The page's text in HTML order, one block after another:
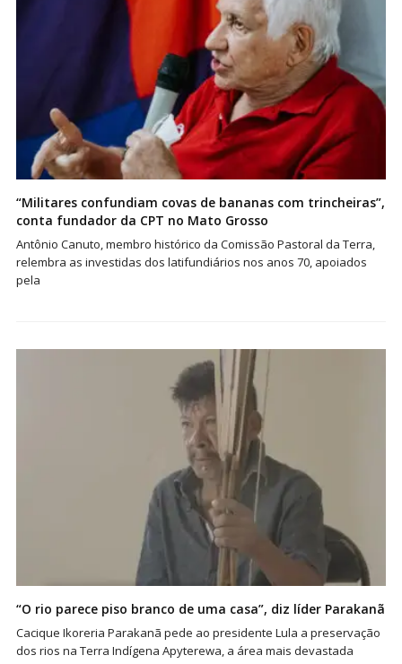
“Militares confundiam covas de bananas com trincheiras”,
conta fundador da CPT no Mato Grosso
Antônio Canuto, membro histórico da Comissão Pastoral da Terra,
relembra as investidas dos latifundiários nos anos 70, apoiados
pela
“O rio parece piso branco de uma casa”, diz líder Parakanã
Cacique Ikoreria Parakanã pede ao presidente Lula a preservação
dos rios na Terra Indígena Apyterewa, a área mais devastada